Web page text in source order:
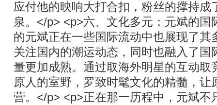
应付他的映响大打合扣，粉丝的撑持成
泉。</p> <p>六、文化多元：元斌的国
的元斌正在一些国际流动中也展现了其
关注国内的潮运动态，同时也融入了国
量更加成熟。通过取海外明星的互动取
原人的室野，罗致时髦文化的精髓，让
营。</p> <p>正在那一历程中，元斌不